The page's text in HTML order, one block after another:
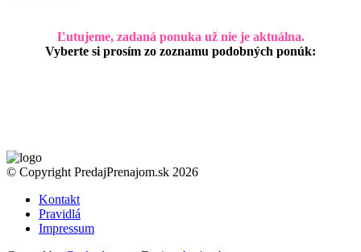
Ľutujeme, zadaná ponuka už nie je aktuálna.
Vyberte si prosím zo zoznamu podobných ponúk:
© Copyright PredajPrenajom.sk 2026
Kontakt
Pravidlá
Impressum